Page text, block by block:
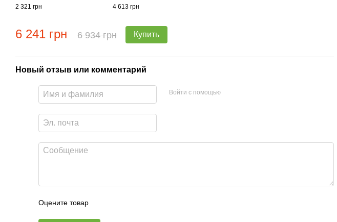
2 321 грн
4 613 грн
6 241 грн 6 934 грн Купить
Новый отзыв или комментарий
Войти с помощью
Оцените товар